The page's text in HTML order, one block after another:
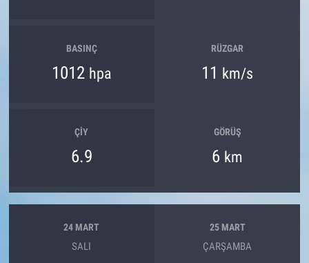
BASINÇ
1012 hpa
RÜZGAR
11 km/s
ÇIY
6.9
GÖRÜŞ
6 km
24 MART
SALI
25 MART
ÇARŞAMBA